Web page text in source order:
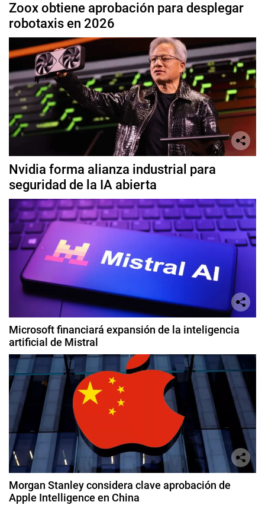
Zoox obtiene aprobación para desplegar
robotaxis en 2026
Nvidia forma alianza industrial para
seguridad de la IA abierta
Microsoft financiará expansión de la inteligencia
artificial de Mistral
Morgan Stanley considera clave aprobación de
Apple Intelligence en China